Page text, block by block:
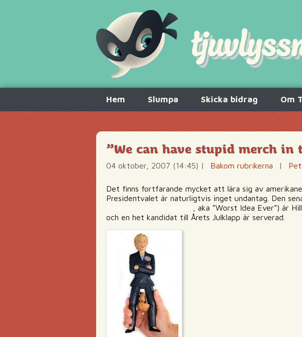
innehåll
Hem Slumpa Skicka bidrag Om
”We can have stupid merch
04 oktober, 2007 (14:45) | Bakom rubrikerna |
Det finns fortfarande mycket att lära sig av
Presidentvalet är naturligtvis inget undantag. Den
, aka ”Worst Idea Ever”) är
och en het kandidat till Årets Julklapp är serverad.